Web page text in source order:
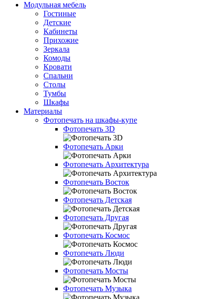
Модульная мебель
Гостиные
Детские
Кабинеты
Прихожие
Зеркала
Комоды
Кровати
Спальни
Столы
Тумбы
Шкафы
Материалы
Фотопечать на шкафы-купе
Фотопечать 3D
Фотопечать Арки
Фотопечать Архитектура
Фотопечать Восток
Фотопечать Детская
Фотопечать Другая
Фотопечать Космос
Фотопечать Люди
Фотопечать Мосты
Фотопечать Музыка